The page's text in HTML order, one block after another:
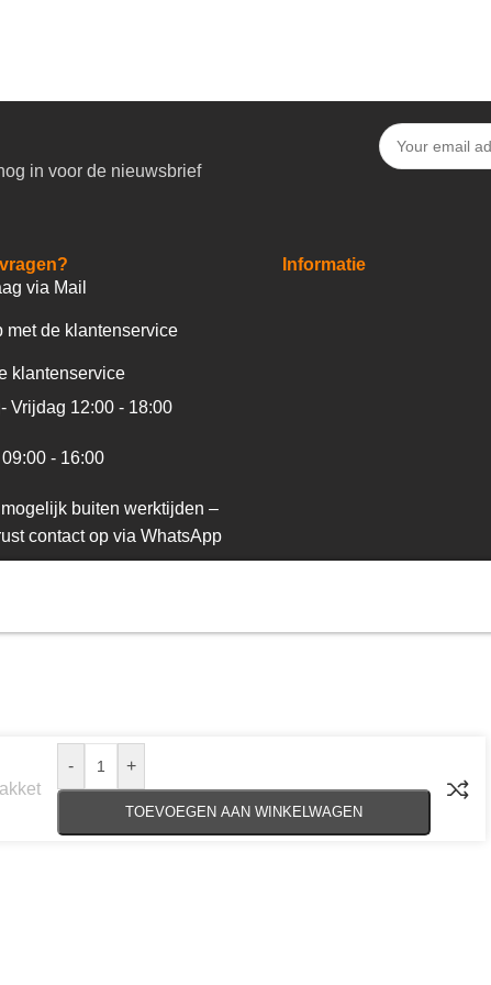
in voor de nieuwsbrief
via Mail
met de klantenservice
klantenservice
Vrijdag 12:00 - 18:00
- 16:00
buiten werktijden –
contact op via WhatsApp
Informatie
- +
TOEVOEGEN AAN WINKELWAGEN